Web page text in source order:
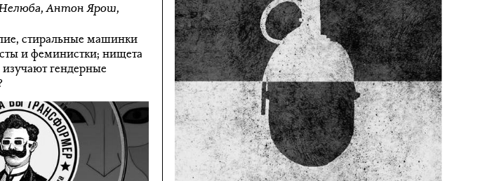
,Антон Ярош,
стиральные машинки
и феминистки; нищета
гендерные